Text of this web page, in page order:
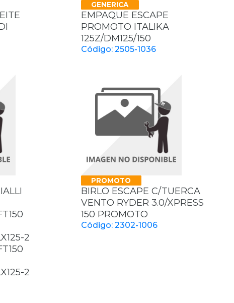
GENERICA
EMPAQUE ESCAPE
PROMOTO ITALIKA
125Z/DM125/150
Código: 2505-1036
2
2
PROMOTO
BIRLO ESCAPE C/TUERCA
VENTO RYDER 3.0/XPRESS
150 PROMOTO
Código: 2302-1006